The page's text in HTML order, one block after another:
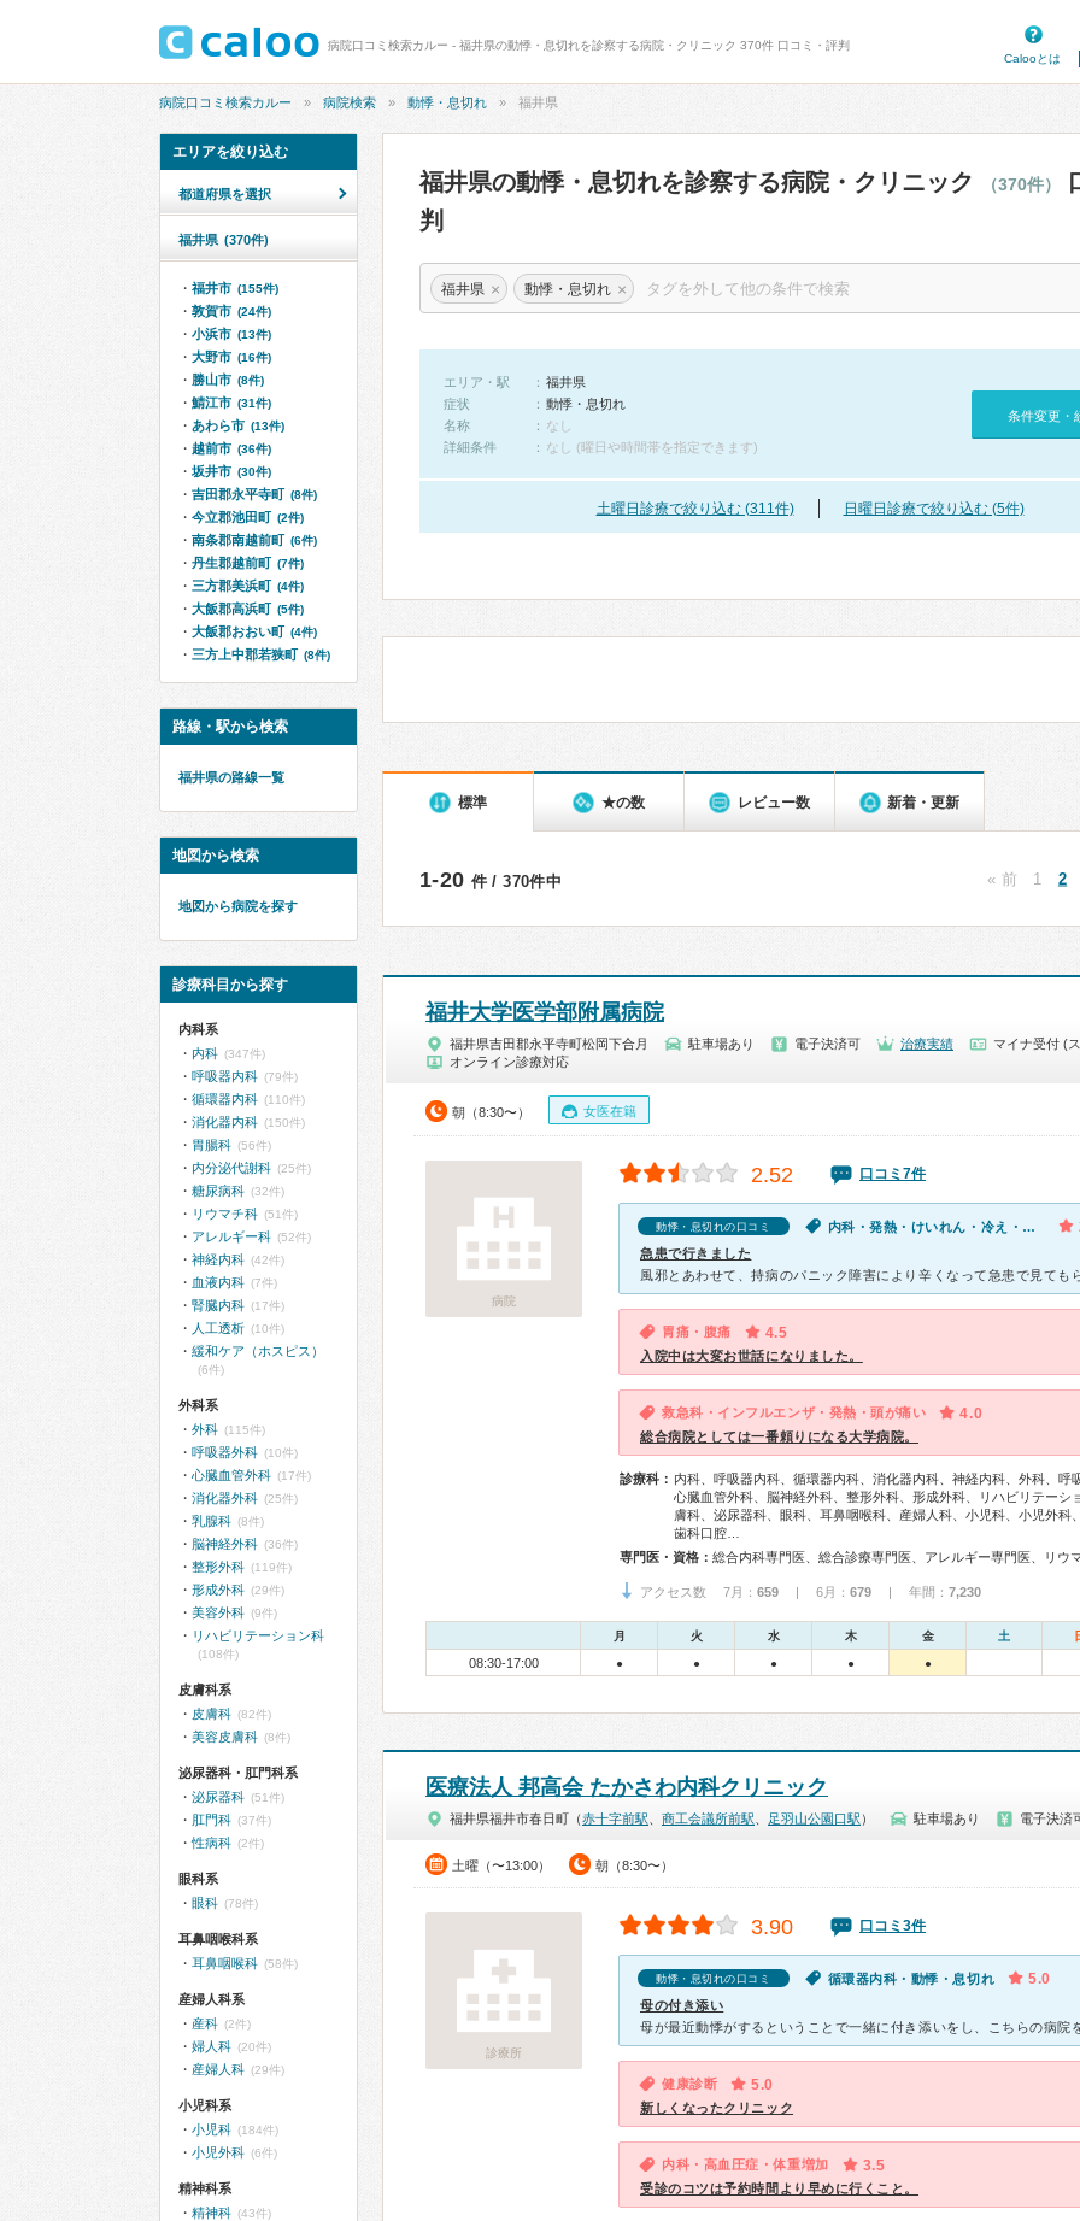
病院口コミ検索カルー - 福井県の動悸・息切れを診察する病院・クリニック 370件 口コミ・評判
Calooとは
病院口コミ検索カルー 病院検索 動悸・息切れ 福井県
福井県の動悸・息切れを診察する病院・クリニック （370件）
判
福井県 × 動悸・息切れ ×
エリア・駅
福井県
症状
動悸・息切れ
名称
なし
詳細条件
なし (曜日や時間帯を指定できます)
条件変更・
土曜日診療で絞り込む (311件) 日曜日診療で絞り込む (5件)
標準 ★の数 レビュー数 新着・更新
1-20 件 / 370件中 « 前 1 2
福井大学医学部附属病院
福井県吉田郡永平寺町松岡下合月 駐車場あり 電子決済可 治療実績
マイナ受付 (
オンライン診療対応
朝（8:30〜） 女医在籍
病院
2.52 口コミ7件
動悸・息切れの口コミ 内科・発熱・けいれん・冷え・動悸・息切れ
急患で行きました
胃痛・腹痛 4.5
入院中は大変お世話になりました。
救急科・インフルエンザ・発熱・頭が痛い 4.0
総合病院としては一番頼りになる大学病院。
診療科： 内科、呼吸器内科、循環器内科、消化器内科、神経内科、外科、呼
心臓血管外科、脳神経外科、整形外科、形成外科、リハビリテーシ
膚科、泌尿器科、眼科、耳鼻咽喉科、産婦人科、小児科、小児外科
歯科口腔…
専門医・資格：
アクセス数 7月： 659 | 6月： 679 | 年間： 7,230
月 火 水 木 金 土
08:30-17:00 ● ● ● ● ●
医療法人 邦高会 たかさわ内科クリニック
福井県福井市春日町（赤十字前駅 商工会議所前駅 足羽山公園口駅 ） 駐車場あり 電子決済
土曜（〜13:00） 朝（8:30〜）
診療所
3.90 口コミ3件
動悸・息切れの口コミ 循環器内科・動悸・息切れ 5.0
母の付き添い
健康診断 5.0
新しくなったクリニック
内科・高血圧症・体重増加 3.5
受診のコツは予約時間より早めに行くこと。
エリアを絞り込む
都道府県を選択
福井県 (370件)
福井市 (155件)
敦賀市 (24件)
小浜市 (13件)
大野市 (16件)
勝山市 (8件)
鯖江市 (31件)
あわら市 (13件)
越前市 (36件)
坂井市 (30件)
吉田郡永平寺町 (8件)
今立郡池田町 (2件)
南条郡南越前町 (6件)
丹生郡越前町 (7件)
三方郡美浜町 (4件)
大飯郡高浜町 (5件)
大飯郡おおい町 (4件)
三方上中郡若狭町 (8件)
路線・駅から検索
福井県の路線一覧
地図から検索
地図から病院を探す
診療科目から探す
内科系
内科 (347件)
呼吸器内科 (79件)
循環器内科 (110件)
消化器内科 (150件)
胃腸科 (56件)
内分泌代謝科 (25件)
糖尿病科 (32件)
リウマチ科 (51件)
アレルギー科 (52件)
神経内科 (42件)
血液内科 (7件)
腎臓内科 (17件)
人工透析 (10件)
緩和ケア（ホスピス）
(6件)
外科系
外科 (115件)
呼吸器外科 (10件)
心臓血管外科 (17件)
消化器外科 (25件)
乳腺科 (8件)
脳神経外科 (36件)
整形外科 (119件)
形成外科 (29件)
美容外科 (9件)
リハビリテーション科
(108件)
皮膚科系
皮膚科 (82件)
美容皮膚科 (8件)
泌尿器科・肛門科系
泌尿器科 (51件)
肛門科 (37件)
性病科 (2件)
眼科系
眼科 (78件)
耳鼻咽喉科系
耳鼻咽喉科 (58件)
産婦人科系
産科 (2件)
婦人科 (20件)
産婦人科 (29件)
小児科系
小児科 (184件)
小児外科 (6件)
精神科系
精神科 (43件)